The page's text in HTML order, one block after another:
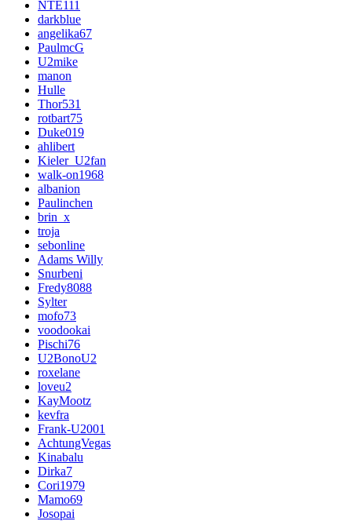
NTE111
darkblue
angelika67
PaulmcG
U2mike
manon
Hulle
Thor531
rotbart75
Duke019
ahlibert
Kieler_U2fan
walk-on1968
albanion
Paulinchen
brin_x
troja
sebonline
Adams Willy
Snurbeni
Fredy8088
Sylter
mofo73
voodookai
Pischi76
U2BonoU2
roxelane
loveu2
KayMootz
kevfra
Frank-U2001
AchtungVegas
Kinabalu
Dirka7
Cori1979
Mamo69
Josopai